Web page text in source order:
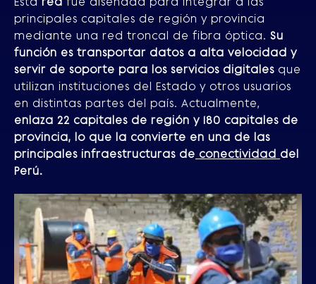
principales capitales de región y provincia
mediante una red troncal de fibra óptica. Su
función es transportar datos a alta velocidad y
servir de soporte para los servicios digitales que
utilizan instituciones del Estado y otros usuarios
en distintas partes del país. Actualmente,
enlaza 22 capitales de región y 180 capitales de
provincia, lo que la convierte en una de las
principales infraestructuras de conectividad del
Perú.